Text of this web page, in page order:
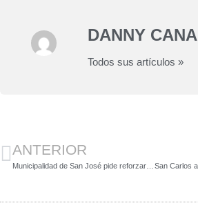
DANNY
Todos sus artículos »
ANTERIOR